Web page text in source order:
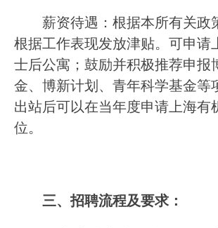
薪资待遇：根据本所有关政
根据工作表现发放津贴。可申请
士后公寓；鼓励并积极推荐申报
金、博新计划、青年科学基金等
出站后可以在当年度申请上海有
位。
三、招聘流程及要求：